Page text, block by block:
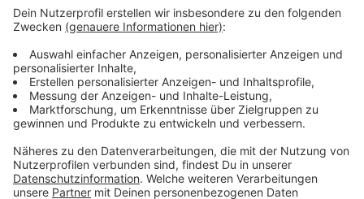
Die FDP verweist auf ähnliche Einrichtungen in Paris
oder Zürich und schlägt einen Ideenwettbewerb vor,
mit Stadtplanern, Architekten und der Bürgerschaft.
Das Badeverbot sei bei mehr als 70 Rheinkilometern in
wirkungslos.
Anzeige